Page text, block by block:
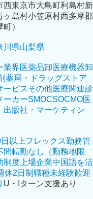
西東京市大島町利島村新
ヶ島村小笠原村西多摩郡
）
川県山梨県
業界医薬品卸医療機器卸
薬局・ドラッグストア
ービスその他医療関連診
ーカーSMOCSOCMO医
出版社・マーケティン
以上フレックス勤務管
問転勤なし（勤務地限
制度 上場企業中国語を活
休2日制 職種未経験歓迎
U・Iターン支援あり